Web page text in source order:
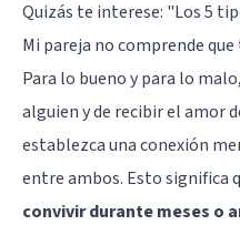
Quizás te interese: "Los 5
Mi pareja no comprende que
Para lo bueno y para lo
alguien y de recibir el amor
establezca una conexión
entre ambos. Esto significa
convivir durante meses o